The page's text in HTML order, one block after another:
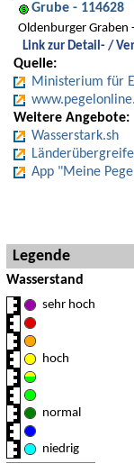
Grube - 114628
Oldenburger Graben
Link zur Detail- /
Quelle:
Ministerium für
Weitere Angebote:
Wasserstark.sh
App "Meine
Legende
Wasserstand
sehr hoch
hoch
normal
niedrig